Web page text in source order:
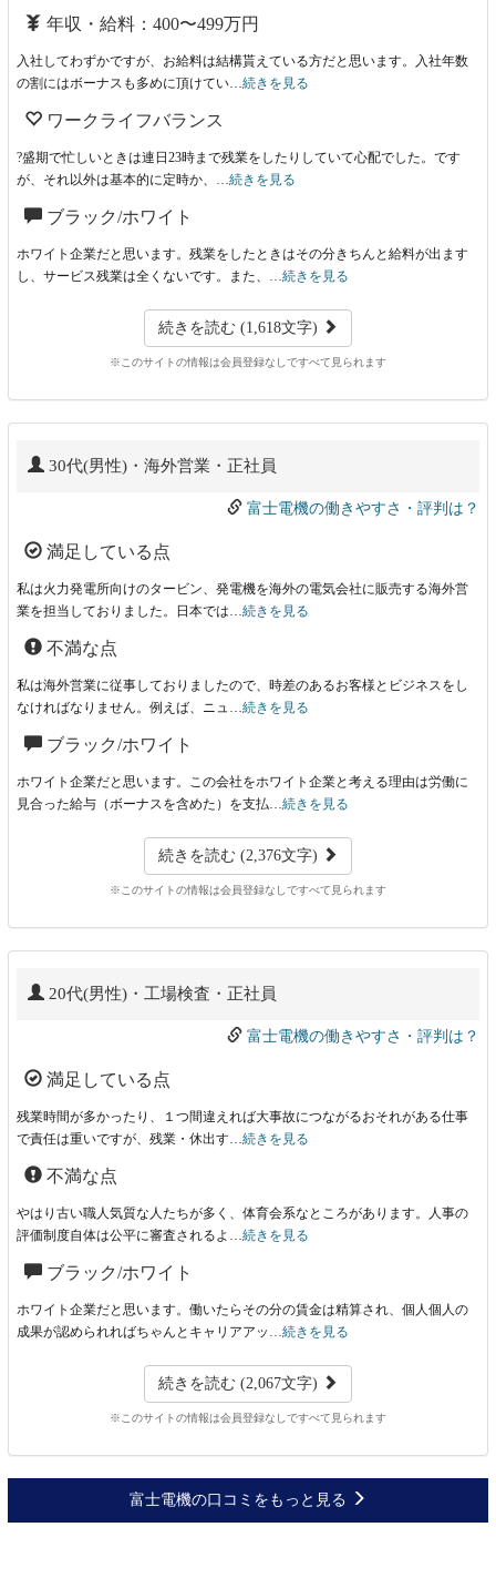
年収・給料：400〜499万円
入社してわずかですが、お給料は結構貰えている方だと思います。入社年数
の割にはボーナスも多めに頂けてい…続きを見る
ワークライフバランス
?盛期で忙しいときは連日23時まで残業をしたりしていて心配でした。です
が、それ以外は基本的に定時か、…続きを見る
ブラック/ホワイト
ホワイト企業だと思います。残業をしたときはその分きちんと給料が出ます
し、サービス残業は全くないです。また、…続きを見る
続きを読む (1,618文字)
※このサイトの情報は会員登録なしですべて見られます
30代(男性)・海外営業・正社員
富士電機の働きやすさ・評判は？
満足している点
私は火力発電所向けのタービン、発電機を海外の電気会社に販売する海外営
業を担当しておりました。日本では…続きを見る
不満な点
私は海外営業に従事しておりましたので、時差のあるお客様とビジネスをし
なければなりません。例えば、ニュ…続きを見る
ブラック/ホワイト
ホワイト企業だと思います。この会社をホワイト企業と考える理由は労働に
見合った給与（ボーナスを含めた）を支払…続きを見る
続きを読む (2,376文字)
※このサイトの情報は会員登録なしですべて見られます
20代(男性)・工場検査・正社員
富士電機の働きやすさ・評判は？
満足している点
残業時間が多かったり、１つ間違えれば大事故につながるおそれがある仕事
で責任は重いですが、残業・休出す…続きを見る
不満な点
やはり古い職人気質な人たちが多く、体育会系なところがあります。人事の
評価制度自体は公平に審査されるよ…続きを見る
ブラック/ホワイト
ホワイト企業だと思います。働いたらその分の賃金は精算され、個人個人の
成果が認められればちゃんとキャリアアッ…続きを見る
続きを読む (2,067文字)
※このサイトの情報は会員登録なしですべて見られます
富士電機の口コミをもっと見る